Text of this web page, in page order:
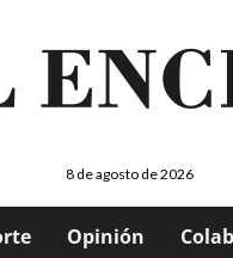
8 de agosto de 2026
Opinión